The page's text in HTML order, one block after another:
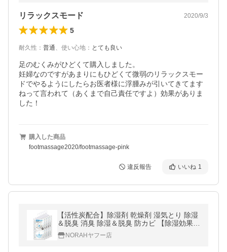
リラックスモード 2020/9/3
5
耐久性 ： 普通、 使い心地 ： とても良い
足のむくみがひどくて購入しました。
妊婦なのですがあまりにもひどくて微弱のリラックスモー
ドでやるようにしたらお医者様に浮腫みが引いてきてます
ねって言われて（あくまで自己責任ですよ）効果がありま
した！
購入した商品
footmassage2020/footmassage-pink
違反報告 いいね 1
【活性炭配合】除湿剤 乾燥剤 湿気とり 除湿
＆脱臭 消臭 除湿＆脱臭 防カビ 【除湿効果が
目に見える】活性炭配合 炭消臭 クローゼッ
ト用 5パック入り MAXSAM
NORAHヤフー店